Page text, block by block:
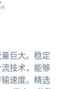
巨大。稳定
技术，能够
速度。精选